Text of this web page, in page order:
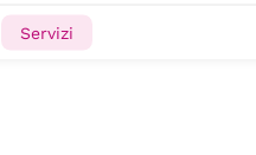
Servizi